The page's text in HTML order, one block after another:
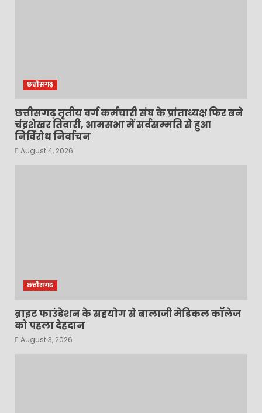
छत्तीसगढ़
छत्तीसगढ़ तृतीय वर्ग कर्मचारी संघ के प्रांताध्यक्ष फिर बने
चंद्रशेखर तिवारी, आमसभा में सर्वसम्मति से हुआ
निर्विरोध निर्वाचन
August 4, 2026
छत्तीसगढ़
ब्राइट फाउंडेशन के सहयोग से बालाजी मेडिकल कॉलेज
को पहला देहदान
August 3, 2026